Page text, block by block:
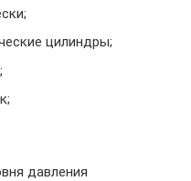
цилиндры;
давления